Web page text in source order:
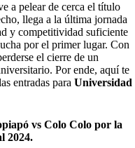
a pelear de cerca el título
llega a la última jornada
y competitividad suficiente
por el primer lugar. Con
el cierre de un
Por ende, aquí te
entradas para Universidad
vs Colo Colo por la
2024.